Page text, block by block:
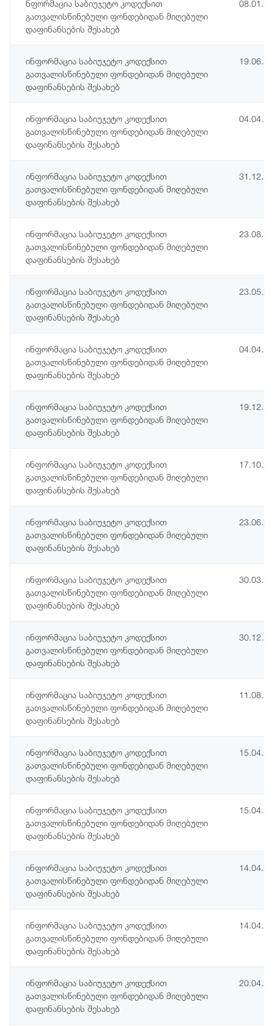
ნფორმაცია საბიუჯეტო კოდექსით
გათვალისწინებული ფონდებიდან მიღებული
დაფინანსების შესახებ
ინფორმაცია საბიუჯეტო კოდექსით
გათვალისწინებული ფონდებიდან მიღებული
დაფინანსების შესახებ
ინფორმაცია საბიუჯეტო კოდექსით
გათვალისწინებული ფონდებიდან მიღებული
დაფინანსების შესახებ
ინფორმაცია საბიუჯეტო კოდექსით
გათვალისწინებული ფონდებიდან მიღებული
დაფინანსების შესახებ
ინფორმაცია საბიუჯეტო კოდექსით
გათვალისწინებული ფონდებიდან მიღებული
დაფინანსების შესახებ
ინფორმაცია საბიუჯეტო კოდექსით
გათვალისწინებული ფონდებიდან მიღებული
დაფინანსების შესახებ
ინფორმაცია საბიუჯეტო კოდექსით
გათვალისწინებული ფონდებიდან მიღებული
დაფინანსების შესახებ
ინფორმაცია საბიუჯეტო კოდექსით
გათვალისწინებული ფონდებიდან მიღებული
დაფინანსების შესახებ
ინფორმაცია საბიუჯეტო კოდექსით
გათვალისწინებული ფონდებიდან მიღებული
დაფინანსების შესახებ
ინფორმაცია საბიუჯეტო კოდექსით
გათვალისწინებული ფონდებიდან მიღებული
დაფინანსების შესახებ
ინფორმაცია საბიუჯეტო კოდექსით
გათვალისწინებული ფონდებიდან მიღებული
დაფინანსების შესახებ
ინფორმაცია საბიუჯეტო კოდექსით
გათვალისწინებული ფონდებიდან მიღებული
დაფინანსების შესახებ
ინფორმაცია საბიუჯეტო კოდექსით
გათვალისწინებული ფონდებიდან მიღებული
დაფინანსების შესახებ
ინფორმაცია საბიუჯეტო კოდექსით
გათვალისწინებული ფონდებიდან მიღებული
დაფინანსების შესახებ
ინფორმაცია საბიუჯეტო კოდექსით
გათვალისწინებული ფონდებიდან მიღებული
დაფინანსების შესახებ
ინფორმაცია საბიუჯეტო კოდექსით
გათვალისწინებული ფონდებიდან მიღებული
დაფინანსების შესახებ
ინფორმაცია საბიუჯეტო კოდექსით
გათვალისწინებული ფონდებიდან მიღებული
დაფინანსების შესახებ
ინფორმაცია საბიუჯეტო კოდექსით
გათვალისწინებული ფონდებიდან მიღებული
დაფინანსების შესახებ